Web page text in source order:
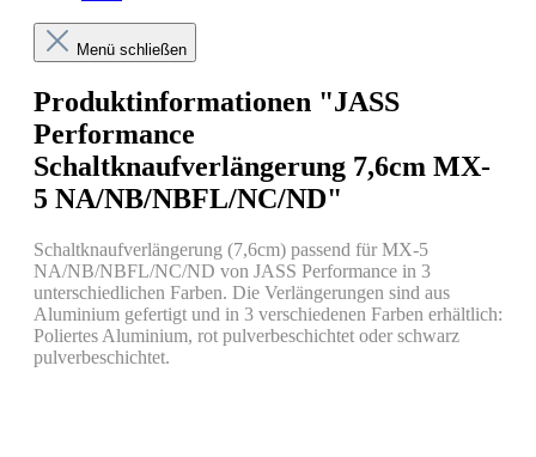
Menü schließen
Produktinformationen "JASS
Performance
Schaltknaufverlängerung 7,6cm MX-
5 NA/NB/NBFL/NC/ND"
Schaltknaufverlängerung (7,6cm) passend für MX-5
NA/NB/NBFL/NC/ND von JASS Performance in 3
unterschiedlichen Farben. Die Verlängerungen sind aus
Aluminium gefertigt und in 3 verschiedenen Farben erhältlich:
Poliertes Aluminium, rot pulverbeschichtet oder schwarz
pulverbeschichtet.